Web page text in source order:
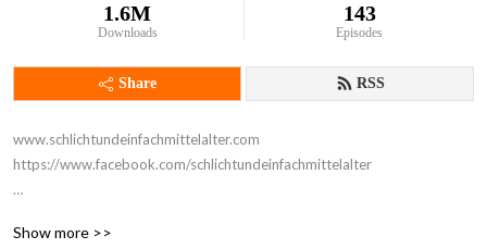
1.6M
Downloads
143
Episodes
Share RSS
www.schlichtundeinfachmittelalter.com
https://www.facebook.com/schlichtundeinfachmittelalter
Teil 1: England im Hochmittelalter
Show more >>